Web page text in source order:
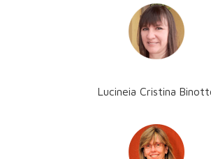
Lucineia Cristina